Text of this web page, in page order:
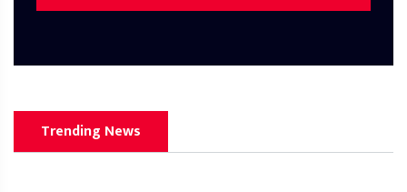
Trending News